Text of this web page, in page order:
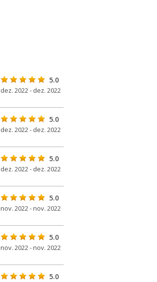
5.0
dez. 2022 - dez. 2022
5.0
dez. 2022 - dez. 2022
5.0
dez. 2022 - dez. 2022
5.0
nov. 2022 - nov. 2022
5.0
nov. 2022 - nov. 2022
5.0